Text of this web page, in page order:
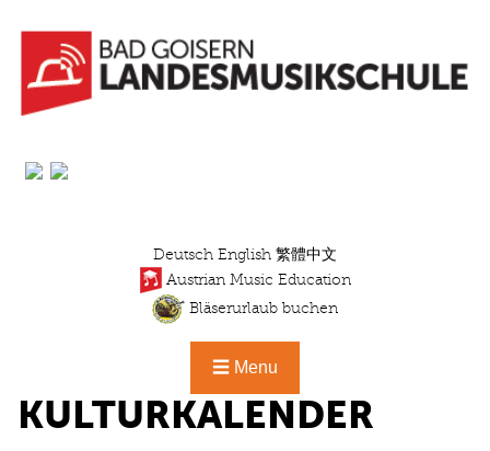
Deutsch English 繁體中文
Austrian Music Education
Bläserurlaub buchen
☰ Menu
KULTURKALENDER